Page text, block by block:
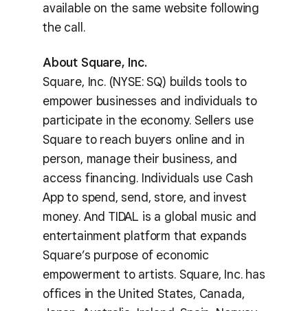
available on the same website following
the call.
About Square, Inc.
Square, Inc. (NYSE: SQ) builds tools to
empower businesses and individuals to
participate in the economy. Sellers use
Square to reach buyers online and in
person, manage their business, and
access financing. Individuals use Cash
App to spend, send, store, and invest
money. And TIDAL is a global music and
entertainment platform that expands
Square’s purpose of economic
empowerment to artists. Square, Inc. has
offices in the United States, Canada,